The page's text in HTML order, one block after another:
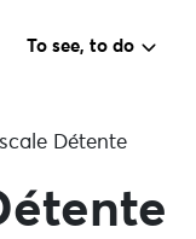
To see, to do
Détente